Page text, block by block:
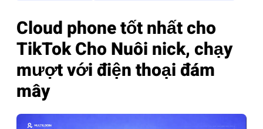
Cloud phone tốt nhất cho
TikTok Cho Nuôi nick, chạy
mượt với điện thoại đám
mây